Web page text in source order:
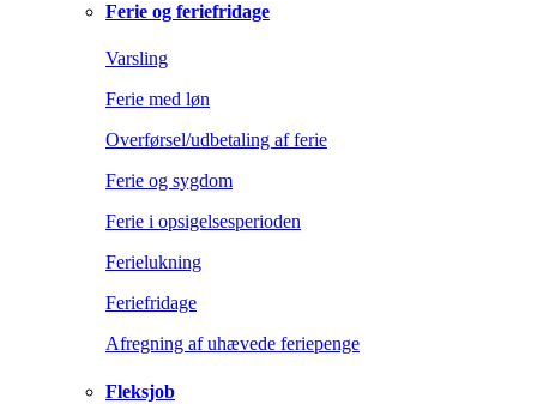
Ferie og feriefridage
Varsling
Ferie med løn
Overførsel/udbetaling af ferie
Ferie og sygdom
Ferie i opsigelsesperioden
Ferielukning
Feriefridage
Afregning af uhævede feriepenge
Fleksjob